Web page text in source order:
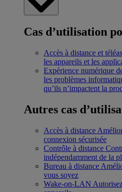
Cas d’utilisation
Accès à distance et
les appareils et les
Expérience numérique
les problèmes
qu’ils n’impactent la
Autres cas
Accès à distance
connexion sécurisée
Contrôle à distance
indépendamment de la
Bureau à distance
vous soyez
Wake-on-LAN